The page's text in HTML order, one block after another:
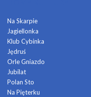
Na Skarpie
Jagiellonka
Klub Cybinka
Jędruś
Orle Gniazdo
Jubilat
Polan Sto
Na Pięterku